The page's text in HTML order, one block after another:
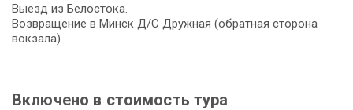
Выезд из Белостока.
Возвращение в Минск Д/С Дружная (обратная сторона
вокзала).
Включено в стоимость тура